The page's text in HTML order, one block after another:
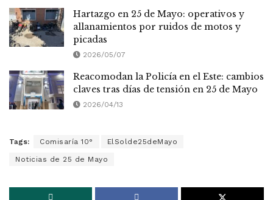
Hartazgo en 25 de Mayo: operativos y
allanamientos por ruidos de motos y
picadas
2026/05/07
Reacomodan la Policía en el Este: cambios
claves tras días de tensión en 25 de Mayo
2026/04/13
Tags: Comisaría 10° ElSolde25deMayo
Noticias de 25 de Mayo